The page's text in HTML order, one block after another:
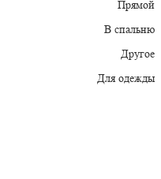
Прямой
В спальню
Другое
Для одежды